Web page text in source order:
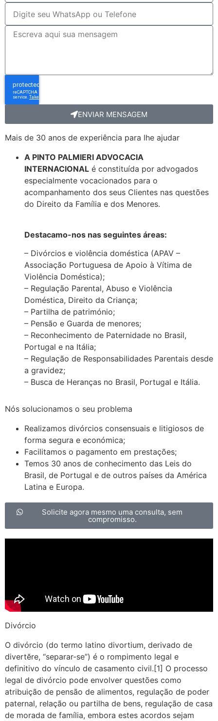
ENVIAR MENSAGEM
Mais de 30 anos de experiência para lhe ajudar
A PINTO PALMIERI ADVOCACIA
INTERNACIONAL é constituída por advogados
especialmente vocacionados para o
acompanhamento dos seus Clientes nas questões
do Direito da Família e dos Menores.
Destacamo-nos nas seguintes áreas:
– Divórcios e violência doméstica (APAV –
Associação Portuguesa de Apoio à Vítima de
Violência Doméstica);
– Regulação Parental, Abuso e Violência
Doméstica, Direito da Criança;
– Partilha de património;
– Pensão e Guarda de menores;
– Reconhecimento de Paternidade no Brasil,
Portugal e na Itália;
– Regulação de Responsabilidades Parentais desde
a gravidez;
– Busca de Heranças no Brasil, Portugal e Itália.
Nós solucionamos o seu problema
Realizamos divórcios consensuais e litigiosos de
forma segura e económica;
Facilitamos o pagamento em prestações;
Temos 30 anos de conhecimento das Leis do
Brasil, de Portugal e de outros países da América
Latina e Europa.
Solicite agora mesmo uma consulta, sem
compromisso.
Divórcio
O divórcio (do termo latino divortium, derivado de
divertĕre, “separar-se”) é o rompimento legal e
definitivo do vínculo de casamento civil.[1] O processo
legal de divórcio pode envolver questões como
atribuição de pensão de alimentos, regulação de poder
paternal, relação ou partilha de bens, regulação de casa
de morada de família, embora estes acordos sejam